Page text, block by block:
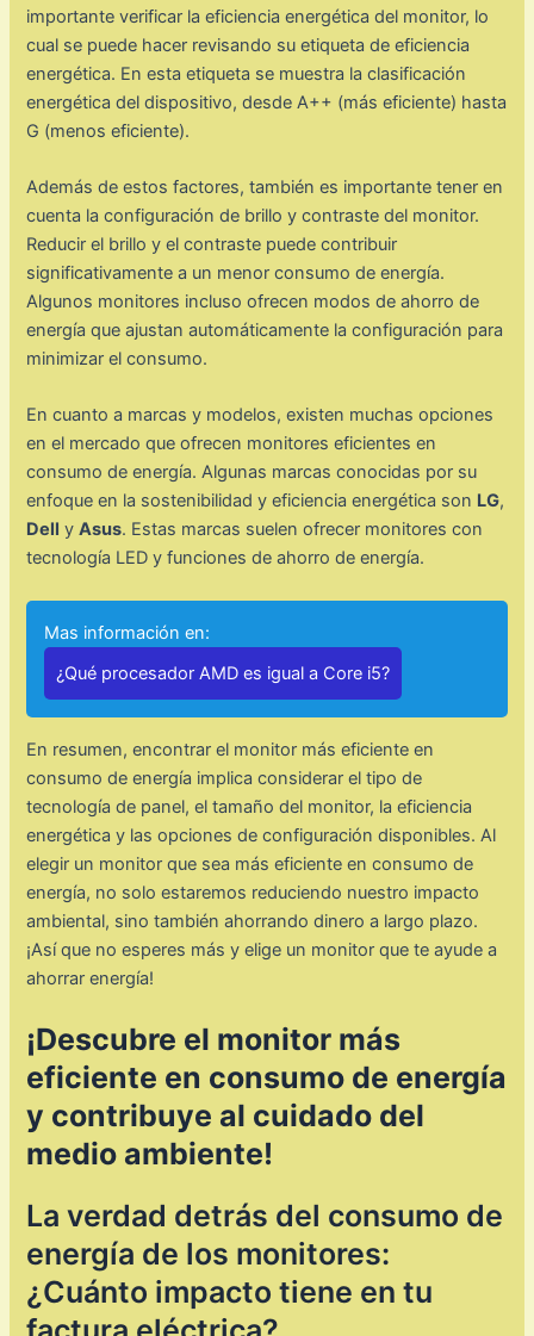
importante verificar la eficiencia energética del monitor, lo
cual se puede hacer revisando su etiqueta de eficiencia
energética. En esta etiqueta se muestra la clasificación
energética del dispositivo, desde A++ (más eficiente) hasta
G (menos eficiente).
Además de estos factores, también es importante tener en
cuenta la configuración de brillo y contraste del monitor.
Reducir el brillo y el contraste puede contribuir
significativamente a un menor consumo de energía.
Algunos monitores incluso ofrecen modos de ahorro de
energía que ajustan automáticamente la configuración para
minimizar el consumo.
En cuanto a marcas y modelos, existen muchas opciones
en el mercado que ofrecen monitores eficientes en
consumo de energía. Algunas marcas conocidas por su
enfoque en la sostenibilidad y eficiencia energética son LG,
Dell yAsus. Estas marcas suelen ofrecer monitores con
tecnología LED y funciones de ahorro de energía.
Mas información en:
¿Qué procesador AMD es igual a Core i5?
En resumen, encontrar el monitor más eficiente en
consumo de energía implica considerar el tipo de
tecnología de panel, el tamaño del monitor, la eficiencia
energética y las opciones de configuración disponibles. Al
elegir un monitor que sea más eficiente en consumo de
energía, no solo estaremos reduciendo nuestro impacto
ambiental, sino también ahorrando dinero a largo plazo.
¡Así que no esperes más y elige un monitor que te ayude a
ahorrar energía!
¡Descubre el monitor más
eficiente en consumo de energía
y contribuye al cuidado del
medio ambiente!
La verdad detrás del consumo de
energía de los monitores:
¿Cuánto impacto tiene en tu